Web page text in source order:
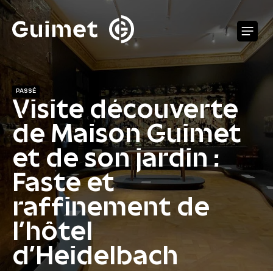
PASSÉ
Visite découverte
de Maison Guimet
et de son jardin :
Faste et
raffinement de
l’hôtel
d’Heidelbach
Panneau de gestion des cookies